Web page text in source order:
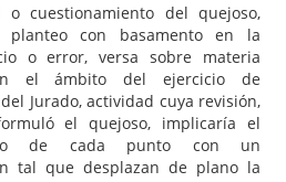
o cuestionamiento del quejoso,
con basamento en la
o error, versa sobre materia
el ámbito del ejercicio de
Jurado, actividad cuya revisión,
el quejoso, implicaría el
de cada punto con un
tal que desplazan de plano la